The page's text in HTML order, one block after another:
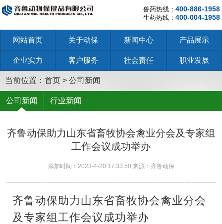
兽药热线： 400-886-1958
生药热线： 400-004-1958
网站首页 关于动保 新闻中心 产品展示
企业实力 客户服务 社会责任 职业发展
当前位置： 首页 > 公司新闻
公司新闻 行业新闻
齐鲁动保助力山东省畜牧协会禽业分会及专家组
工作会议成功举办
添加时间：2023-4-20 17:33:50 来源：齐鲁动保
齐鲁动保助力山东省畜牧协会禽业分会
及专家组工作会议成功举办